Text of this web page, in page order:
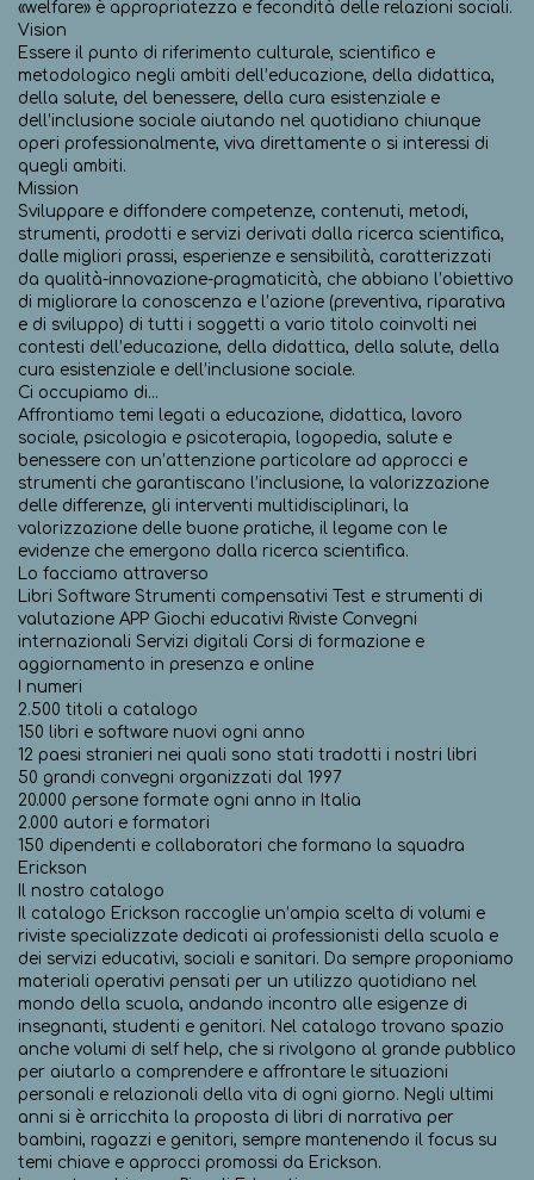
«welfare» è appropriatezza e fecondità delle relazioni sociali.
Vision
Essere il punto di riferimento culturale, scientifico e
metodologico negli ambiti dell’educazione, della didattica,
della salute, del benessere, della cura esistenziale e
dell’inclusione sociale aiutando nel quotidiano chiunque
operi professionalmente, viva direttamente o si interessi di
quegli ambiti.
Mission
Sviluppare e diffondere competenze, contenuti, metodi,
strumenti, prodotti e servizi derivati dalla ricerca scientifica,
dalle migliori prassi, esperienze e sensibilità, caratterizzati
da qualità-innovazione-pragmaticità, che abbiano l’obiettivo
di migliorare la conoscenza e l’azione (preventiva, riparativa
e di sviluppo) di tutti i soggetti a vario titolo coinvolti nei
contesti dell’educazione, della didattica, della salute, della
cura esistenziale e dell’inclusione sociale.
Ci occupiamo di…
Affrontiamo temi legati a educazione, didattica, lavoro
sociale, psicologia e psicoterapia, logopedia, salute e
benessere con un’attenzione particolare ad approcci e
strumenti che garantiscano l’inclusione, la valorizzazione
delle differenze, gli interventi multidisciplinari, la
valorizzazione delle buone pratiche, il legame con le
evidenze che emergono dalla ricerca scientifica.
Lo facciamo attraverso
Libri Software Strumenti compensativi Test e strumenti di
valutazione APP Giochi educativi Riviste Convegni
internazionali Servizi digitali Corsi di formazione e
aggiornamento in presenza e online
I numeri
2.500 titoli a catalogo
150 libri e software nuovi ogni anno
12 paesi stranieri nei quali sono stati tradotti i nostri libri
50 grandi convegni organizzati dal 1997
20.000 persone formate ogni anno in Italia
2.000 autori e formatori
150 dipendenti e collaboratori che formano la squadra
Erickson
Il nostro catalogo
Il catalogo Erickson raccoglie un’ampia scelta di volumi e
riviste specializzate dedicati ai professionisti della scuola e
dei servizi educativi, sociali e sanitari. Da sempre proponiamo
materiali operativi pensati per un utilizzo quotidiano nel
mondo della scuola, andando incontro alle esigenze di
insegnanti, studenti e genitori. Nel catalogo trovano spazio
anche volumi di self help, che si rivolgono al grande pubblico
per aiutarlo a comprendere e affrontare le situazioni
personali e relazionali della vita di ogni giorno. Negli ultimi
anni si è arricchita la proposta di libri di narrativa per
bambini, ragazzi e genitori, sempre mantenendo il focus su
temi chiave e approcci promossi da Erickson.